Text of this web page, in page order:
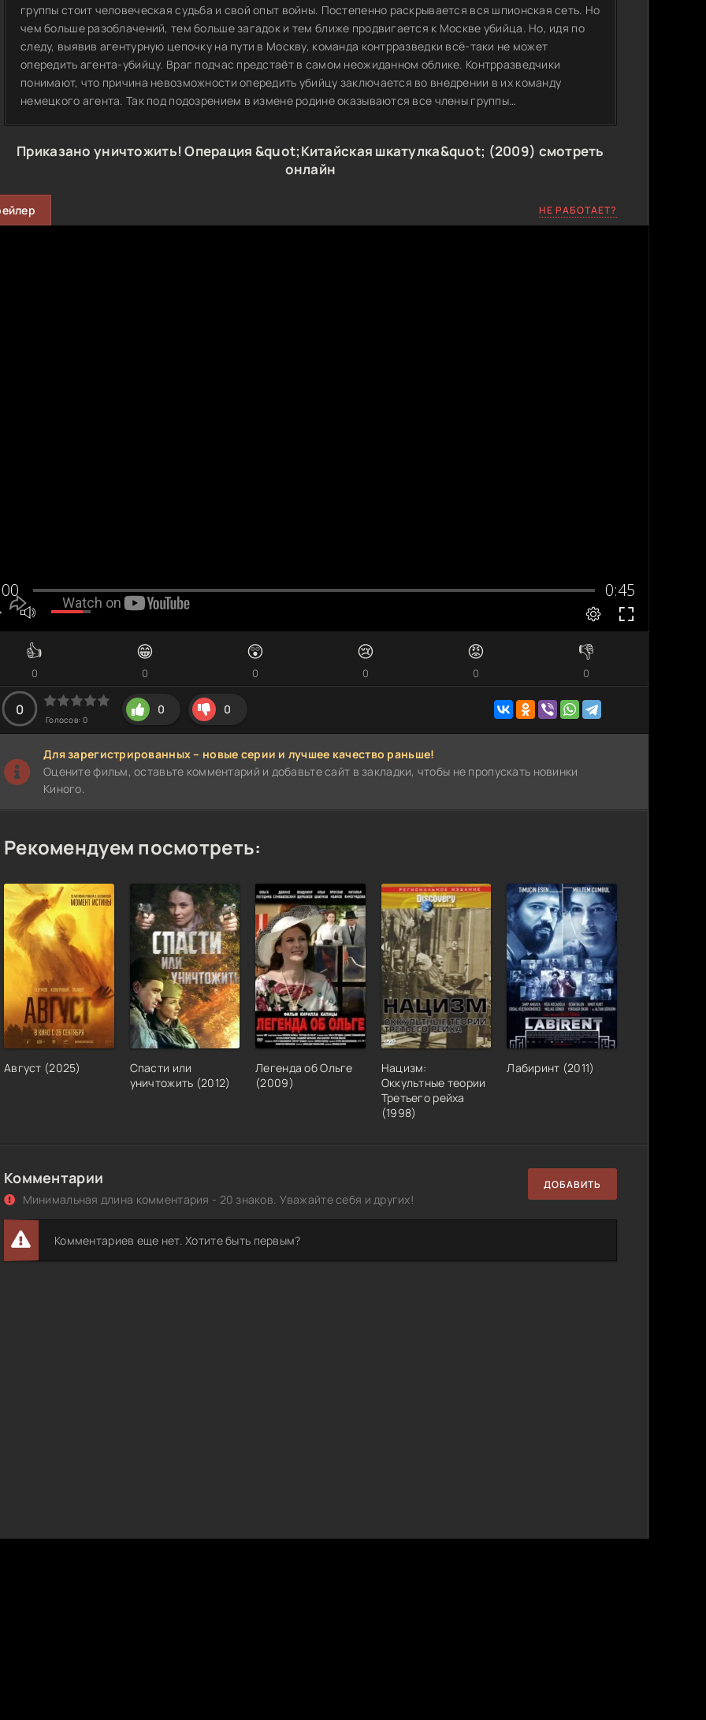
группы стоит человеческая судьба и свой опыт войны. Постепенно раскрывается вся шпионская сеть. Но
чем больше разоблачений, тем больше загадок и тем ближе продвигается к Москве убийца. Но, идя по
следу, выявив агентурную цепочку на пути в Москву, команда контрразведки всё-таки не может
опередить агента-убийцу. Враг подчас предстаёт в самом неожиданном облике. Контрразведчики
понимают, что причина невозможности опередить убийцу заключается во внедрении в их команду
немецкого агента. Так под подозрением в измене родине оказываются все члены группы…
Приказано уничтожить! Операция &quot;Китайская шкатулка&quot; (2009) смотреть
онлайн
НЕ РАБОТАЕТ?
👍
0
😁
0
😲
0
😢
0
😡
0
👎
0
0
Голосов: 0
0 0
Для зарегистрированных – новые серии и лучшее качество раньше!
Оцените фильм, оставьте комментарий и добавьте сайт в закладки, чтобы не пропускать новинки
Киного.
Рекомендуем посмотреть:
Август (2025)
Спасти или
уничтожить (2012)
Легенда об Ольге
(2009)
Нацизм:
Оккультные теории
Третьего рейха
(1998)
Лабиринт (2011)
Комментарии
Минимальная длина комментария - 20 знаков. Уважайте себя и других!
ДОБАВИТЬ
Комментариев еще нет. Хотите быть первым?